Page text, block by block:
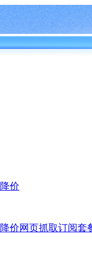
降价
降价网页抓取订阅套